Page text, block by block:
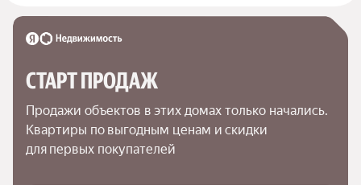
СТАРТ ПРОДАЖ
Продажи объектов в этих домах только начались.
Квартиры по выгодным ценам и скидки
для первых покупателей